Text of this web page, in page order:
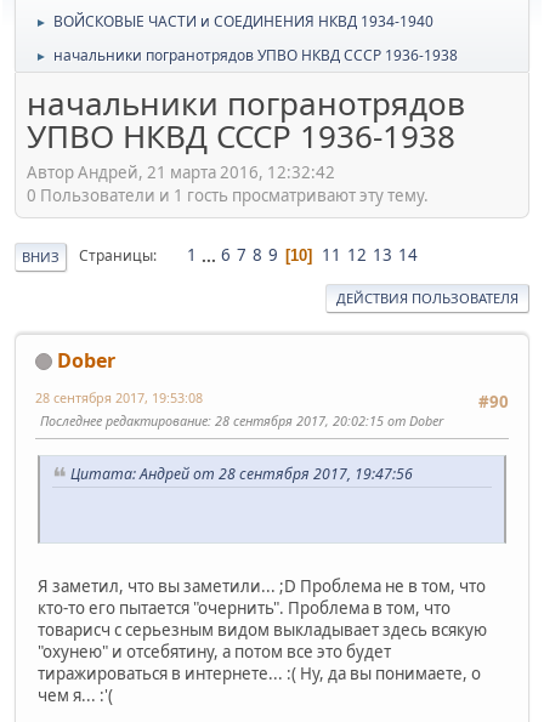
► ВОЙСКОВЫЕ ЧАСТИ и СОЕДИНЕНИЯ НКВД 1934-1940
► начальники погранотрядов УПВО НКВД СССР 1936-1938
начальники погранотрядов
УПВО НКВД СССР 1936-1938
Автор Андрей, 21 марта 2016, 12:32:42
0 Пользователи и 1 гость просматривают эту тему.
ВНИЗ Страницы 1 ... 6 7 8 9 10 11 12 13 14
ДЕЙСТВИЯ ПОЛЬЗОВАТЕЛЯ
Dober
#90
28 сентября 2017, 19:53:08
Последнее редактирование: 28 сентября 2017, 20:02:15 от Dober
Цитата: Андрей от 28 сентября 2017, 19:47:56
Я заметил, что вы заметили... ;D Проблема не в том, что
кто-то его пытается "очернить". Проблема в том, что
товарисч с серьезным видом выкладывает здесь всякую
"охунею" и отсебятину, а потом все это будет
тиражироваться в интернете... :( Ну, да вы понимаете, о
чем я... :'(